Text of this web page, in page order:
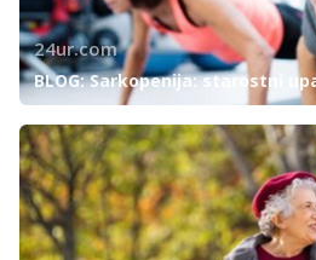
24ur.com
BLOG: Sarkopenija: starostni